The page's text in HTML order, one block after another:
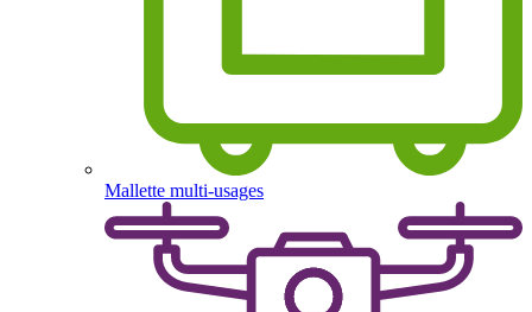
Mallette multi-usages